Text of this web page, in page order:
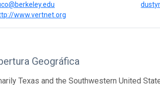
www.vertnet.org
Geográfica
Texas and the Southwestern United